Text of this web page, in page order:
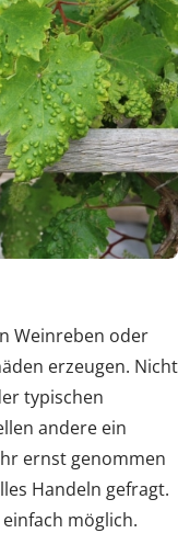
Weinreben oder
erzeugen. Nicht
typischen
andere ein
ernst genommen
Handeln gefragt.
möglich.